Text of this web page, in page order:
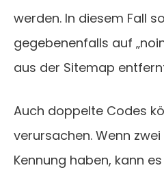
werden. In diesem Fall
gegebenenfalls auf
aus der Sitemap
Auch doppelte Codes
verursachen. Wenn
Kennung haben, kann